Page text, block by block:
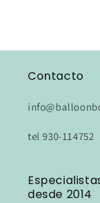
Contacto
tel 930-114752
desde 2014